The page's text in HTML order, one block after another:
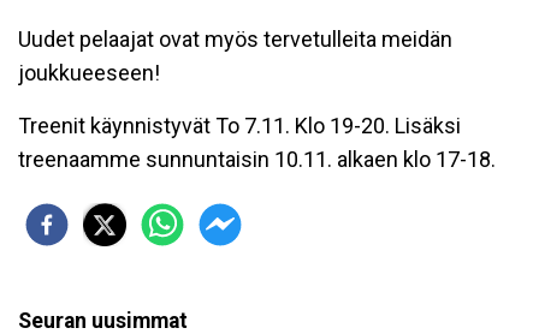
Uudet pelaajat ovat myös tervetulleita meidän
joukkueeseen!
Treenit käynnistyvät To 7.11. Klo 19-20. Lisäksi
treenaamme sunnuntaisin 10.11. alkaen klo 17-18.
Seuran uusimmat